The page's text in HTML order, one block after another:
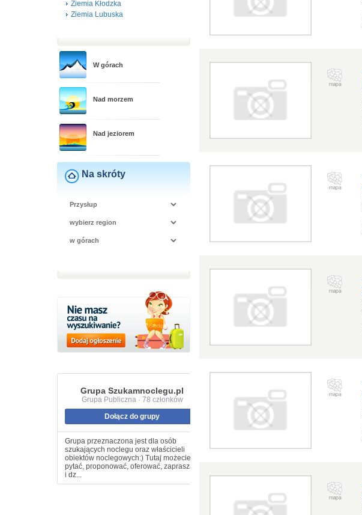
Ziemia Kłodzka
Ziemia Lubuska
W górach
Nad morzem
Nad jeziorem
Na skróty
Grupa Szukamnoclegu.pl
Grupa Publiczna · 78 członków
Dołącz do grupy
Grupa przeznaczona jest dla osób
szukających noclegu oraz właścicieli
obiektów noclegowych:) Tutaj możecie
pytać, proponować, oferować, zapraszać
i dz...